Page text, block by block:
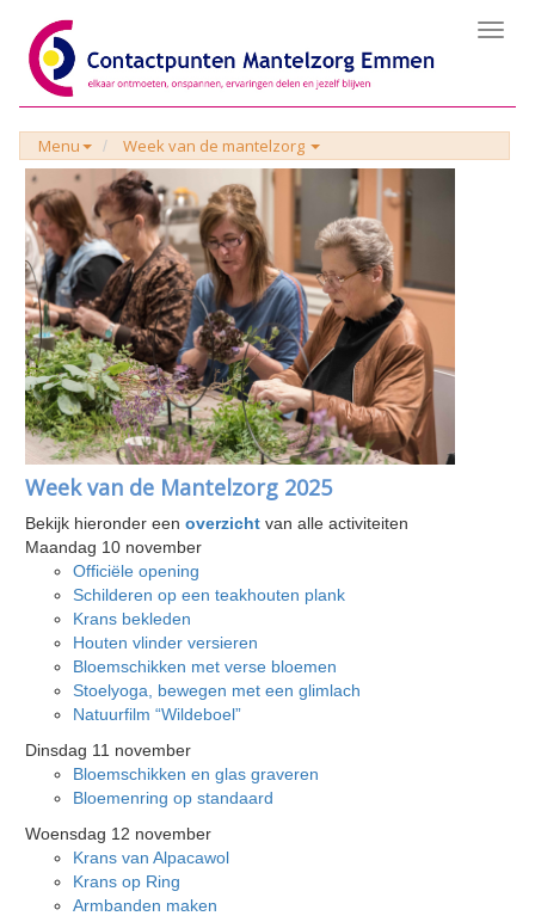
Menu Week van de mantelzorg
Week van de Mantelzorg 2025
Bekijk hieronder een overzicht van alle activiteiten
Maandag 10 november
Officiële opening
Schilderen op een teakhouten plank
Krans bekleden
Houten vlinder versieren
Bloemschikken met verse bloemen
Stoelyoga, bewegen met een glimlach
Natuurfilm “Wildeboel”
Dinsdag 11 november
Bloemschikken en glas graveren
Bloemenring op standaard
Woensdag 12 november
Krans van Alpacawol
Krans op Ring
Armbanden maken